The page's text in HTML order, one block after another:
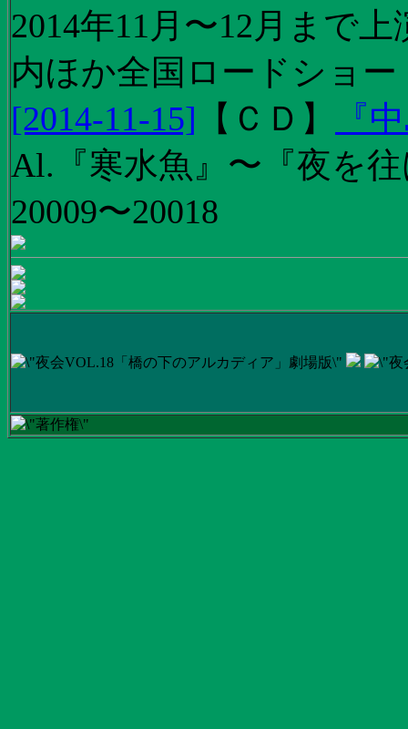
2014年11月〜12月まで
内ほか全国ロードショー
[2014-11-15] 【 ＣＤ 】
『
Al.『寒水魚』〜『夜を
20009〜20018